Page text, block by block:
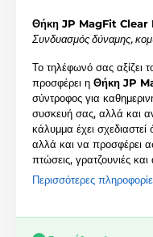
Θήκη JP MagFit Clear
Συνδυασμός δύναμης,
Το τηλέφωνό σας αξίζει
προσφέρει η Θήκη JP
σύντροφος για
συσκευή σας, αλλά και
κάλυμμα έχει σχεδιαστεί
αλλά και να προσφέρει
πτώσεις, γρατζουνιές
Περισσότερες